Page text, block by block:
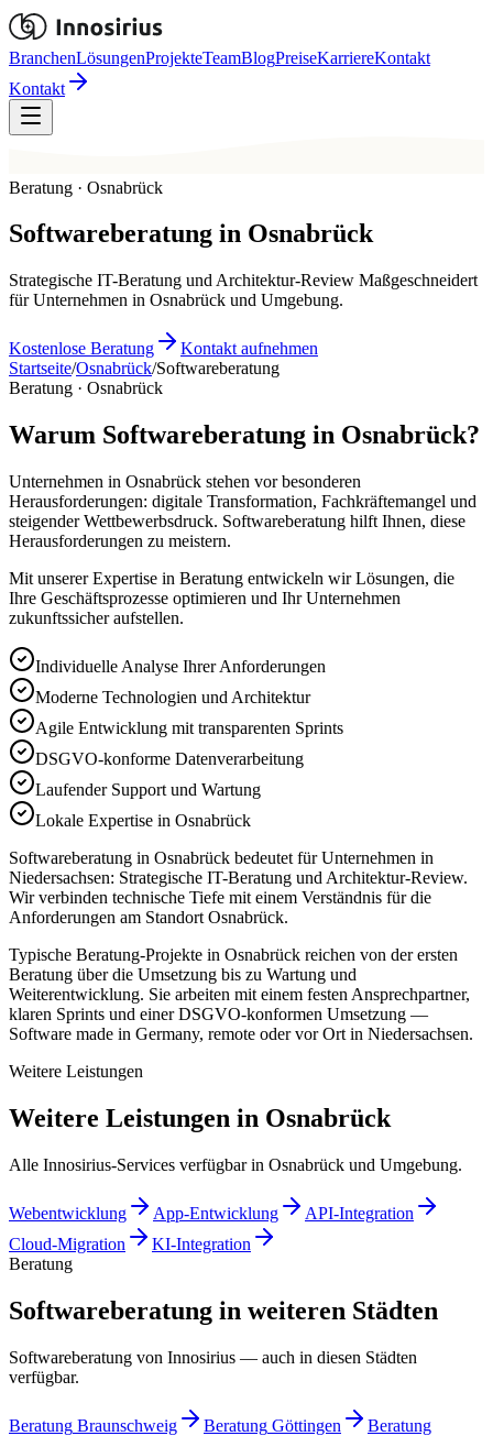
BranchenLösungenProjekteTeamBlogPreiseKarriereKontakt
Kontakt
Beratung · Osnabrück
Softwareberatung in Osnabrück
Strategische IT-Beratung und Architektur-Review Maßgeschneidert
für Unternehmen in Osnabrück und Umgebung.
Kostenlose Beratung
Kontakt aufnehmen
Startseite/Osnabrück/Softwareberatung
Beratung · Osnabrück
Warum Softwareberatung in Osnabrück?
Unternehmen in Osnabrück stehen vor besonderen
Herausforderungen: digitale Transformation, Fachkräftemangel und
steigender Wettbewerbsdruck. Softwareberatung hilft Ihnen, diese
Herausforderungen zu meistern.
Mit unserer Expertise in Beratung entwickeln wir Lösungen, die
Ihre Geschäftsprozesse optimieren und Ihr Unternehmen
zukunftssicher aufstellen.
Individuelle Analyse Ihrer Anforderungen
Moderne Technologien und Architektur
Agile Entwicklung mit transparenten Sprints
DSGVO-konforme Datenverarbeitung
Laufender Support und Wartung
Lokale Expertise in Osnabrück
Softwareberatung in Osnabrück bedeutet für Unternehmen in
Niedersachsen: Strategische IT-Beratung und Architektur-Review.
Wir verbinden technische Tiefe mit einem Verständnis für die
Anforderungen am Standort Osnabrück.
Typische Beratung-Projekte in Osnabrück reichen von der ersten
Beratung über die Umsetzung bis zu Wartung und
Weiterentwicklung. Sie arbeiten mit einem festen Ansprechpartner,
klaren Sprints und einer DSGVO-konformen Umsetzung —
Software made in Germany, remote oder vor Ort in Niedersachsen.
Weitere Leistungen
Weitere Leistungen in Osnabrück
Alle Innosirius-Services verfügbar in Osnabrück und Umgebung.
Webentwicklung App-Entwicklung
API-Integration
Cloud-Migration
KI-Integration
Beratung
Softwareberatung in weiteren Städten
Softwareberatung von Innosirius — auch in diesen Städten
verfügbar.
Beratung Braunschweig Beratung Göttingen
Beratung